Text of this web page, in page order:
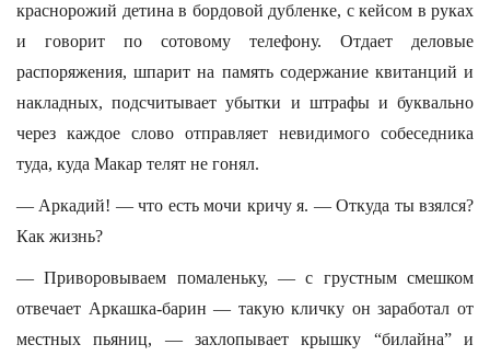
краснорожий детина в бордовой дубленке, с кейсом в руках
и говорит по сотовому телефону. Отдает деловые
распоряжения, шпарит на память содержание квитанций и
накладных, подсчитывает убытки и штрафы и буквально
через каждое слово отправляет невидимого собеседника
туда, куда Макар телят не гонял.
— Аркадий! — что есть мочи кричу я. — Откуда ты взялся?
Как жизнь?
— Приворовываем помаленьку, — с грустным смешком
отвечает Аркашка-барин — такую кличку он заработал от
местных пьяниц, — захлопывает крышку “билайна” и